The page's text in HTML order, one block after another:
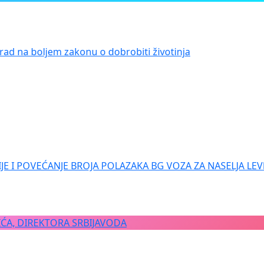
na boljem zakonu o dobrobiti životinja
I POVEĆANJE BROJA POLAZAKA BG VOZA ZA NASELJA
DIREKTORA SRBIJAVODA